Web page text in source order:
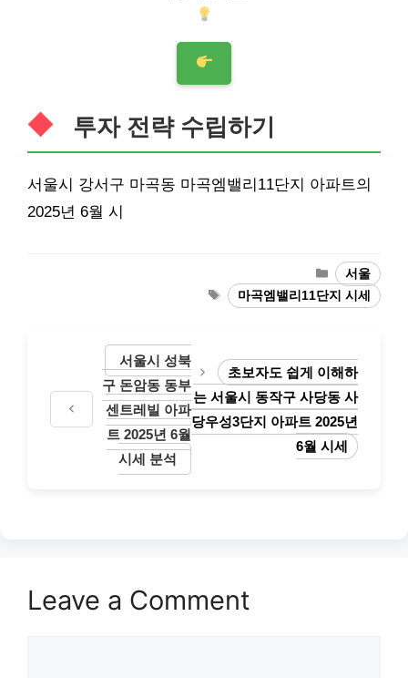
투자 전략 수립하기
서울시 강서구 마곡동 마곡엠밸리11단지 아파트의
2025년 6월 시
Categories
서울
Tags마곡엠밸리11단지 시세
서울시 성북
구 돈암동 동부
센트레빌 아파
트 2025년 6월
시세 분석
초보자도 쉽게 이해하
는 서울시 동작구 사당동 사
당우성3단지 아파트 2025년
6월 시세
Leave a Comment